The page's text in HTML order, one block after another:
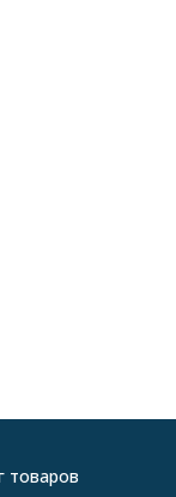
товаров